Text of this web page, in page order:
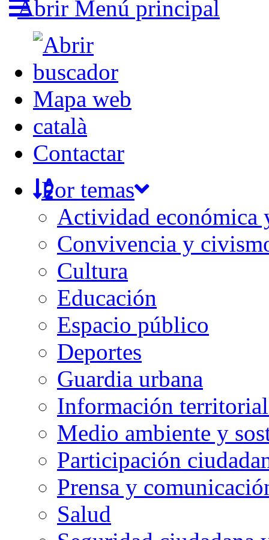
Abrir Menú principal
Mapa web
català
Contactar
Por temas
Actividad económica
Convivencia y
Cultura
Educación
Espacio público
Deportes
Guardia urbana
Información
Medio ambiente y
Participación
Prensa y
Salud